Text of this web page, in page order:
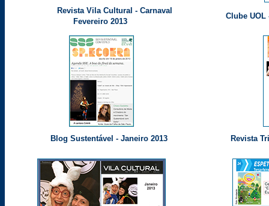
Revista Vila Cultural - Carnaval
Fevereiro 2013
Clube UOL
Blog Sustentável - Janeiro 2013 Revista